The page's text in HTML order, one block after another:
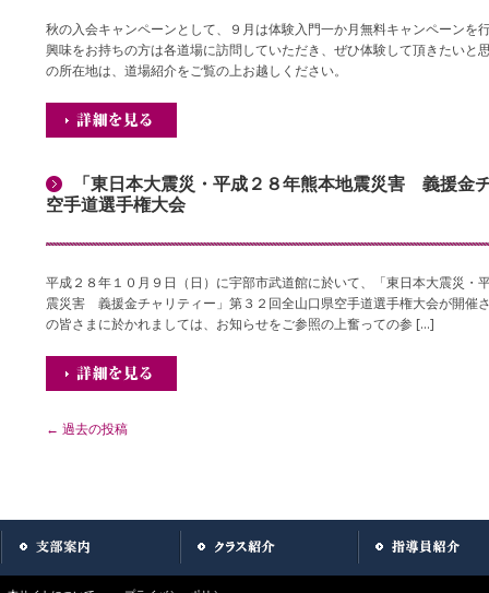
秋の入会キャンペーンとして、９月は体験入門一か月無料キャンペーンを
興味をお持ちの方は各道場に訪問していただき、ぜひ体験して頂きたいと
の所在地は、道場紹介をご覧の上お越しください。
「東日本大震災・平成２８年熊本地震災害 義援金
空手道選手権大会
平成２８年１０月９日（日）に宇部市武道館に於いて、「東日本大震災・
震災害 義援金チャリティー」第３２回全山口県空手道選手権大会が開催
の皆さまに於かれましては、お知らせをご参照の上奮っての参 […]
投稿ナビゲーション
← 過去の投稿